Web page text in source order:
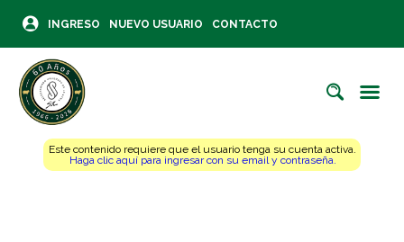
INGRESO NUEVO USUARIO CONTACTO
Este contenido requiere que el usuario tenga su cuenta activa.
Haga clic aquí para ingresar con su email y contraseña.